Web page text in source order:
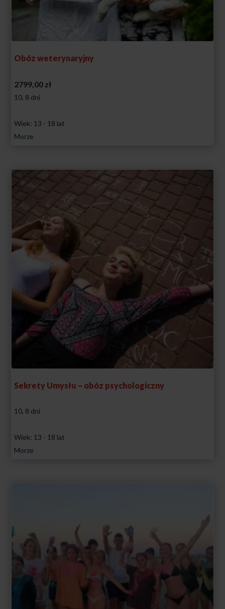
Obóz weterynaryjny
2799,00 zł
10, 8 dni
Wiek: 13 - 18 lat
Morze
Sekrety Umysłu – obóz psychologiczny
10, 8 dni
Wiek: 13 - 18 lat
Morze